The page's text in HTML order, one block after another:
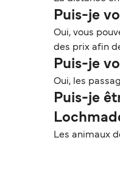
Puis-je
Oui, vous
des prix afin
Puis-je
Oui, les
Puis-je
Les animaux